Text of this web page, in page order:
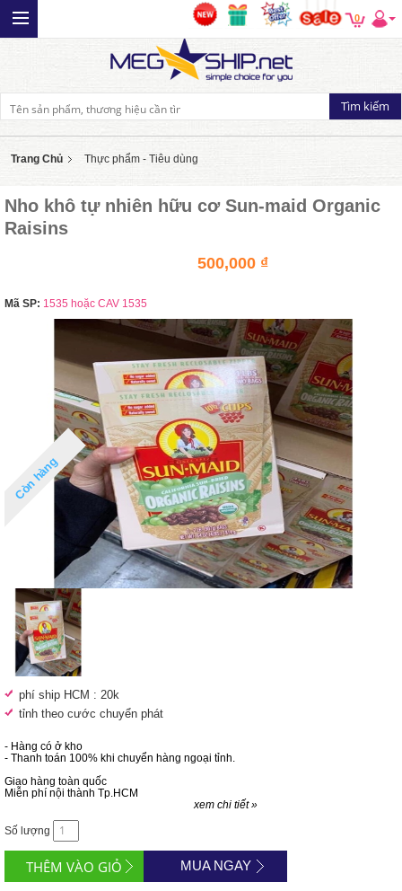
0
Trang Chủ Thực phẩm - Tiêu dùng
Nho khô tự nhiên hữu cơ Sun-maid Organic
Raisins
500,000 ₫
Mã SP: 1535 hoặc CAV 1535
Còn hàng
phí ship HCM : 20k
tỉnh theo cước chuyển phát
- Hàng có ở kho
- Thanh toán 100% khi chuyển hàng ngoại tỉnh.
Giao hàng toàn quốc
Miễn phí nội thành Tp.HCM
xem chi tiết »
Số lượng
MUA NGAY